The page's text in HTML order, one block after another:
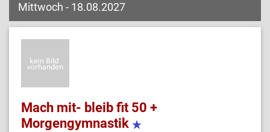
Mittwoch - 18.08.2027
Mach mit- bleib fit 50 +
Morgengymnastik